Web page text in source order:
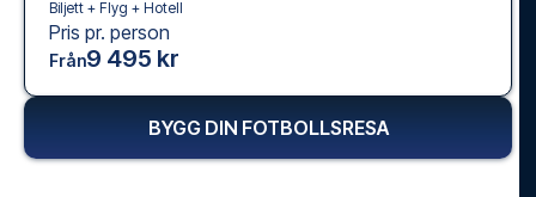
Biljett + Flyg + Hotell
Pris pr. person
Från9 495 kr
BYGG DIN FOTBOLLSRESA